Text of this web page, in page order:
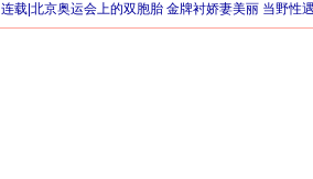
连载| 北京奥运会上的双胞胎 金牌衬娇妻美丽 当野性